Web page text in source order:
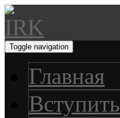
Toggle navigation
Главная